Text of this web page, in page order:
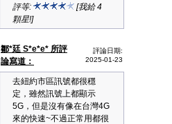
評等:
[我給 4
顆星!]
鄒*廷 S*e*e* 所評
論寫道：
評論日期:
2025-01-23
去紐約市區訊號都很穩
定，雖然訊號上都顯示
5G，但是沒有像在台灣4G
來的快速~不過正常用都很